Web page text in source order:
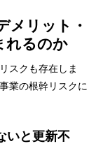
メリット・
れるのか
スクも存在しま
業の根幹リスクに
いと更新不